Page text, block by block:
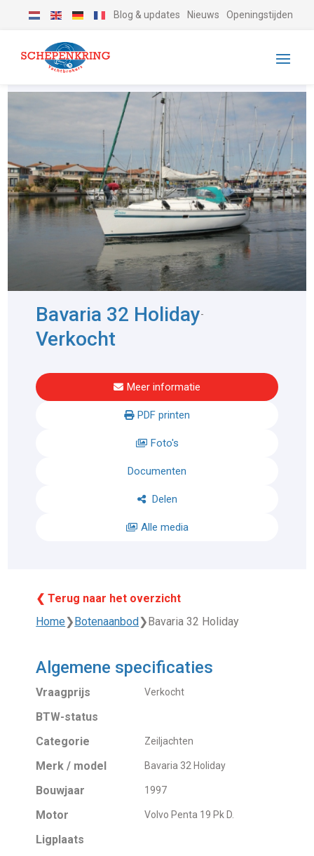
Blog & updates Nieuws Openingstijden
Bavaria 32 Holiday-
Verkocht
Meer informatie
PDF printen
Foto's
Documenten
Delen
Alle media
❮ Terug naar het overzicht
Home❯Botenaanbod❯Bavaria 32 Holiday
Algemene specificaties
Vraagprijs Verkocht
BTW-status
Categorie
Zeiljachten
Merk / model Bavaria 32 Holiday
Bouwjaar 1997
Motor Volvo Penta 19 Pk D.
Ligplaats